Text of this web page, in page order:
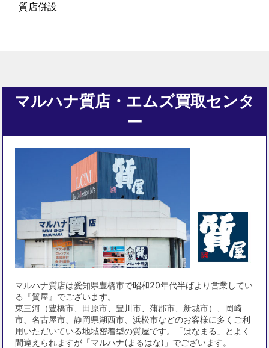
質店併設
マルハナ質店・エムズ買取センタ
ー
マルハナ質店は愛知県豊橋市で昭和20年代半ばより営業してい
る『質屋』でございます。
東三河（豊橋市、田原市、豊川市、蒲郡市、新城市）、岡崎
市、名古屋市、静岡県湖西市、浜松市などのお客様に多くご利
用いただいている地域密着型の質屋です。「はなまる」とよく
間違えられますが「マルハナ(まるはな)」でございます。